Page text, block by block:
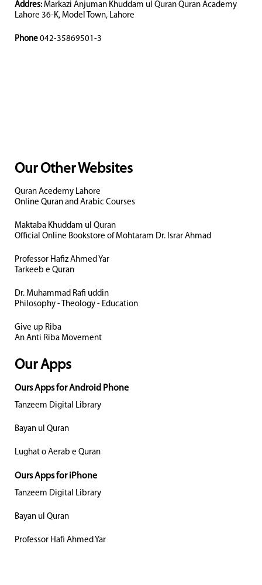
Addres: Markazi Anjuman Khuddam ul Quran Quran Academy
Lahore 36-K, Model Town, Lahore
Phone 042-35869501-3
Our Other Websites
Quran Acedemy Lahore
Online Quran and Arabic Courses
Maktaba Khuddam ul Quran
Official Online Bookstore of Mohtaram Dr. Israr Ahmad
Professor Hafiz Ahmed Yar
Tarkeeb e Quran
Dr. Muhammad Rafi uddin
Philosophy - Theology - Education
Give up Riba
An Anti Riba Movement
Our Apps
Ours Apps for Android Phone
Tanzeem Digital Library
Bayan ul Quran
Lughat o Aerab e Quran
Ours Apps for iPhone
Tanzeem Digital Library
Bayan ul Quran
Professor Hafi Ahmed Yar